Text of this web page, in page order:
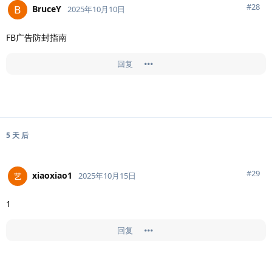
BruceY 2025年10月10日 #28
FB广告防封指南
回复
5 天 后
xiaoxiao1 2025年10月15日 #29
1
回复